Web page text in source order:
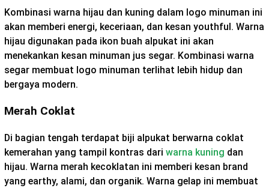
Kombinasi warna hijau dan kuning dalam logo minuman ini
akan memberi energi, keceriaan, dan kesan youthful. Warna
hijau digunakan pada ikon buah alpukat ini akan
menekankan kesan minuman jus segar. Kombinasi warna
segar membuat logo minuman terlihat lebih hidup dan
bergaya modern.
Merah Coklat
Di bagian tengah terdapat biji alpukat berwarna coklat
kemerahan yang tampil kontras dari warna kuning dan
hijau. Warna merah kecoklatan ini memberi kesan brand
yang earthy, alami, dan organik. Warna gelap ini membuat